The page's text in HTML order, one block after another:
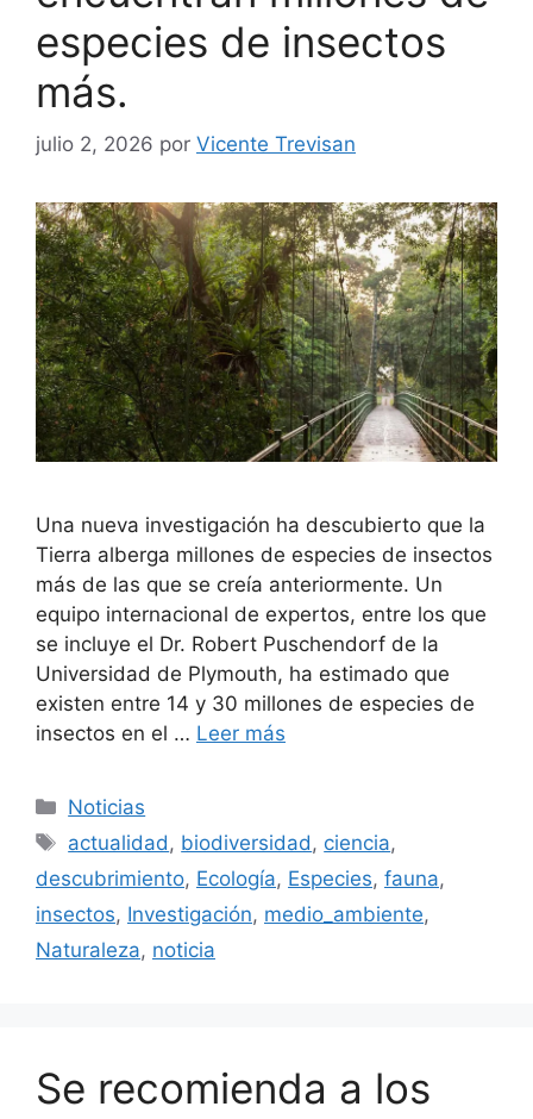
especies de insectos
más.
julio 2, 2026 por Vicente Trevisan
Una nueva investigación ha descubierto que la
Tierra alberga millones de especies de insectos
más de las que se creía anteriormente. Un
equipo internacional de expertos, entre los que
se incluye el Dr. Robert Puschendorf de la
Universidad de Plymouth, ha estimado que
existen entre 14 y 30 millones de especies de
insectos en el … Leer más
Categorías
Noticias
Etiquetas
actualidad, biodiversidad, ciencia,
descubrimiento, Ecología, Especies, fauna,
insectos, Investigación, medio_ambiente,
Naturaleza, noticia
Se recomienda a los